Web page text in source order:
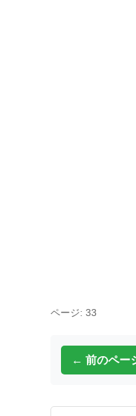
ページ: 33
← 前のペー